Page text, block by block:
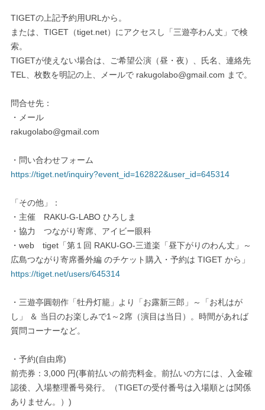
TIGETの上記予約用URLから。
または、TIGET（tiget.net）にアクセスし「三遊亭わん丈」で検
索。
TIGETが使えない場合は、ご希望公演（昼・夜）、氏名、連絡先
TEL、枚数を明記の上、メールで rakugolabo@gmail.com まで。
問合せ先：
・メール
rakugolabo@gmail.com
・問い合わせフォーム
https://tiget.net/inquiry?event_id=162822&user_id=645314
「その他」：
・主催 RAKU-G-LABO ひろしま
・協力 つながり寄席、アイビー眼科
・web tiget「第１回 RAKU-GO-三道楽「昼下がりのわん丈」～
広島つながり寄席番外編 のチケット購入・予約は TIGET から」
https://tiget.net/users/645314
・三遊亭圓朝作「牡丹灯籠」より「お露新三郎」～「お札はが
し」 ＆ 当日のお楽しみで1～2席（演目は当日）。時間があれば
質問コーナーなど。
・予約(自由席)
前売券：3,000 円(事前払いの前売料金。前払いの方には、入金確
認後、入場整理番号発行。（TIGETの受付番号は入場順とは関係
ありません。）)